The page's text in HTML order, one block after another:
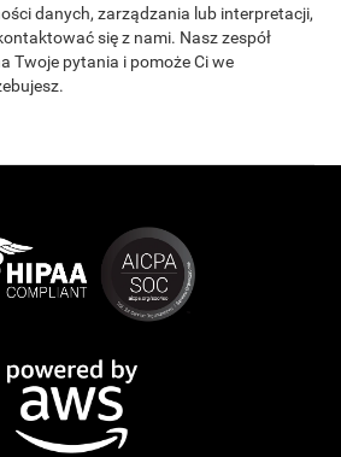
danych, zarządzania lub interpretacji,
się z nami. Nasz zespół
Twoje pytania i pomoże Ci we